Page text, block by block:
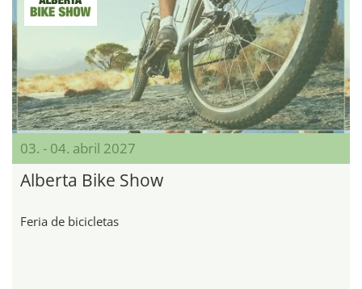
03. - 04. abril 2027
Alberta Bike Show
Feria de bicicletas